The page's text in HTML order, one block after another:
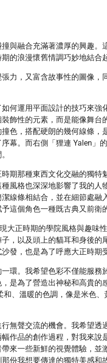
與融合充滿著濃厚的興趣。
的浪漫懷舊情調巧妙地結合
力，又富含故事性的圖像，
何運用平面設計的技巧來強
飾性的元素，而是能像舞台
色，搭配硬朗的幾何線條，
幕。而右側「狸連 Yalen」
期那種東西文化交融的獨特
風格也深深地影響了我的人
線條相結合，並在細節處融
這個角色一種既古典又前衛
大正時期的學院風格與趣味
，以及頭上的貓耳和身後的
發，也是為了呼應大正時期
環。我希望色彩不僅能服務
是為了營造出神秘和高貴的
、溫暖的色調，像是米色、
無聲交流的機會。我希望透
作品的創作過程，對我來說
來一些新鮮的視覺體驗，並
份我想要傳達的獨特美感和